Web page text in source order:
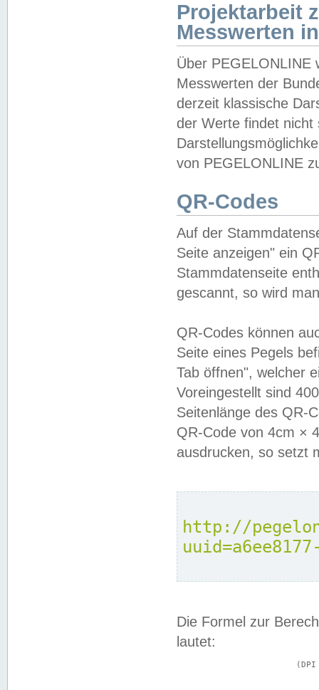
Projektarbeit
Messwerten
Über PEGELONLINE
Messwerten der
derzeit klassische
der Werte findet
von PEGELONLINE
QR-Codes
Auf der
Seite anzeigen" ein
Stammdatenseite
gescannt, so wird
QR-Codes können
Seite eines Pegels
Tab öffnen", welcher
Voreingestellt sind
Seitenlänge des QR-
QR-Code von 4cm ×
ausdrucken, so setzt
http://
Die Formel zur
lautet: